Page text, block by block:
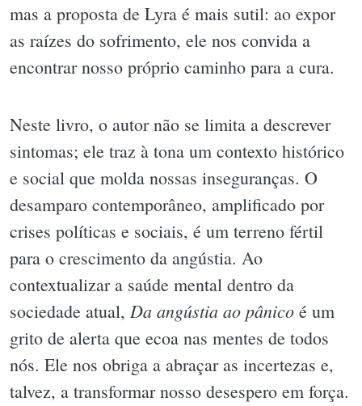
mas a proposta de Lyra é mais sutil: ao expor
as raízes do sofrimento, ele nos convida a
encontrar nosso próprio caminho para a cura.
Neste livro, o autor não se limita a descrever
sintomas; ele traz à tona um contexto histórico
e social que molda nossas inseguranças. O
desamparo contemporâneo, amplificado por
crises políticas e sociais, é um terreno fértil
para o crescimento da angústia. Ao
contextualizar a saúde mental dentro da
sociedade atual, Da angústia ao pânico é um
grito de alerta que ecoa nas mentes de todos
nós. Ele nos obriga a abraçar as incertezas e,
talvez, a transformar nosso desespero em força.